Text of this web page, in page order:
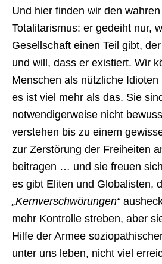
Und hier finden wir den
Totalitarismus: er gedeiht nur,
Gesellschaft einen Teil gibt,
und will, dass er existiert. Wir
Menschen als nützliche
es ist viel mehr als das. Sie
notwendigerweise nicht
verstehen bis zu einem
zur Zerstörung der Freiheiten
beitragen … und sie freuen
es gibt Eliten und Globalisten,
„Kernverschwörungen“
mehr Kontrolle streben, aber
Hilfe der Armee
unter uns leben, nicht viel